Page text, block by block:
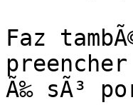
Faz
Ã‰ sÃ³